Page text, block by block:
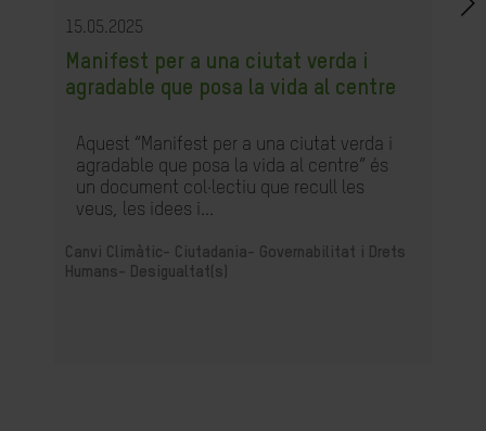
15.05.2025
Manifest per a una ciutat verda i
agradable que posa la vida al centre
Aquest “Manifest per a una ciutat verda i
agradable que posa la vida al centre” és
un document col·lectiu que recull les
veus, les idees i...
Canvi Climàtic-
Ciutadania- Governabilitat i Drets
Humans-
Desigualtat(s)